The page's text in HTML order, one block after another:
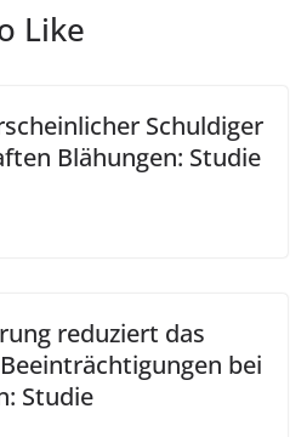
Like
Schuldiger
Blähungen: Studie
reduziert das
bei
Studie